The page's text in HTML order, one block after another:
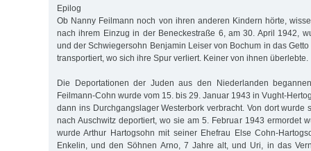
Epilog
Ob Nanny Feilmann noch von ihren anderen Kindern hörte,
nach ihrem Einzug in der Beneckestraße 6, am 30. April 1942,
und der Schwiegersohn Benjamin Leiser von Bochum in das
transportiert, wo sich ihre Spur verliert. Keiner von ihnen überlebte.
Die Deportationen der Juden aus den Niederlanden
Feilmann-Cohn wurde vom 15. bis 29. Januar 1943 in Vught-
dann ins Durchgangslager Westerbork verbracht. Von dort wurde
nach Auschwitz deportiert, wo sie am 5. Februar 1943 ermordet
wurde Arthur Hartogsohn mit seiner Ehefrau Else Cohn-
Enkelin, und den Söhnen Arno, 7 Jahre alt, und Uri, in das